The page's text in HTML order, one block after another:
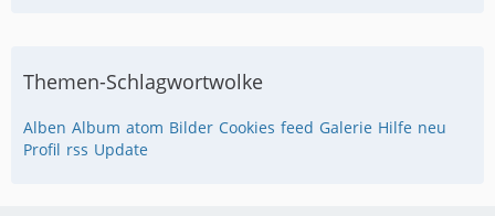
Themen-Schlagwortwolke
Alben Album atom Bilder Cookies feed Galerie Hilfe neu
Profil rss Update